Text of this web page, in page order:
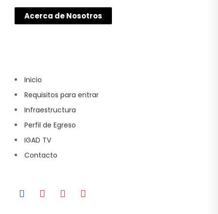
Acerca de Nosotros
Inicio
Requisitos para entrar
Infraestructura
Perfil de Egreso
IGAD TV
Contacto